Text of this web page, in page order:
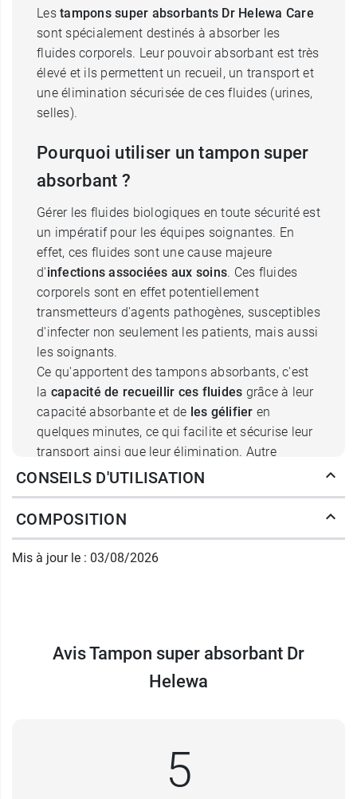
Les tampons super absorbants Dr Helewa Care
sont spécialement destinés à absorber les
fluides corporels. Leur pouvoir absorbant est très
élevé et ils permettent un recueil, un transport et
une élimination sécurisée de ces fluides (urines,
selles).
Pourquoi utiliser un tampon super
absorbant ?
Gérer les fluides biologiques en toute sécurité est
un impératif pour les équipes soignantes. En
effet, ces fluides sont une cause majeure
d'infections associées aux soins. Ces fluides
corporels sont en effet potentiellement
transmetteurs d'agents pathogènes, susceptibles
d'infecter non seulement les patients, mais aussi
les soignants.
Ce qu'apportent des tampons absorbants, c'est
la capacité de recueillir ces fluides grâce à leur
capacité absorbante et de les gélifier en
quelques minutes, ce qui facilite et sécurise leur
transport ainsi que leur élimination. Autre
avantage : ils offrent au personnel soignant un
Caractéristiques des tampons
absorbants Dr Helewa
est aussi responsable de la gélification des
fluides recueillis. Ces tampons sont conçus pour
ne pas perdre de poudre ou de micro-cellulose
Dr Helewa propose aussi des
humidifiés sans rinçage.
CONSEILS D'UTILISATION
COMPOSITION
Mis à jour le : 03/08/2026
Avis Tampon super absorbant Dr
Helewa
5